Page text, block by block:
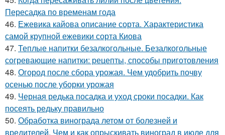
Пересадка по временам года
46. Ежевика кайова описание сорта. Характеристика
самой крупной ежевики сорта Киова
47. Теплые напитки безалкогольные. Безалкогольные
согревающие напитки: рецепты, способы приготовления
48. Огород после сбора урожая. Чем удобрить почву
осенью после уборки урожая
49. Черная редька посадка и уход сроки посадки. Как
посеять редьку правильно
50. Обработка винограда летом от болезней и
вредителей. Чем и как опрыскивать виноград в июле для